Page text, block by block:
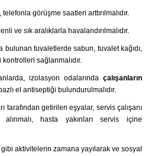
telefonla görüşme saatleri arttırılmalıdır.
ve sık aralıklarla havalandırılmalıdır.
bulunan tuvaletlerde sabun, tuvalet kağıdı,
sağlanmalıdır.
izolasyon odalarında çalışanların
el antiseptiği bulundurulmalıdır.
tarafından getirilen eşyalar, servis çalışanı
hasta yakınları servis içine
aktivitelerin zamana yayılarak ve sosyal